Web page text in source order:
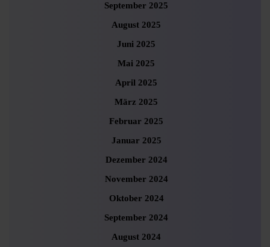
September 2025
August 2025
Juni 2025
Mai 2025
April 2025
März 2025
Februar 2025
Januar 2025
Dezember 2024
November 2024
Oktober 2024
September 2024
August 2024